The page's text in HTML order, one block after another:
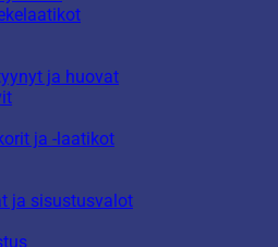
ja huovat
ja -laatikot
ja sisustusvalot